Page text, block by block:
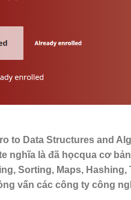
to Data Structures and
nghĩa là đã họcqua cơ
Sorting, Maps,
vấn các công ty công